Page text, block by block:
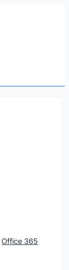
Office 365